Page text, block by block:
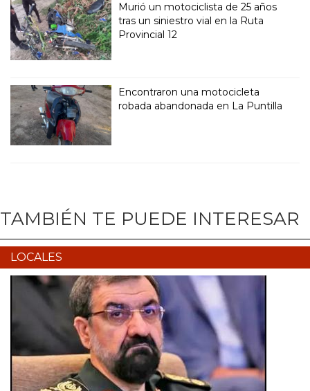
Murió un motociclista de 25 años
tras un siniestro vial en la Ruta
Provincial 12
Encontraron una motocicleta
robada abandonada en La Puntilla
TAMBIÉN TE PUEDE INTERESAR
LOCALES